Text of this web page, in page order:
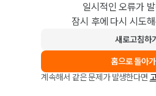
일시적인 오류가
잠시 후에 다시 시도
새로고침하
홈으로 돌아
계속해서 같은 문제가 발생한다면